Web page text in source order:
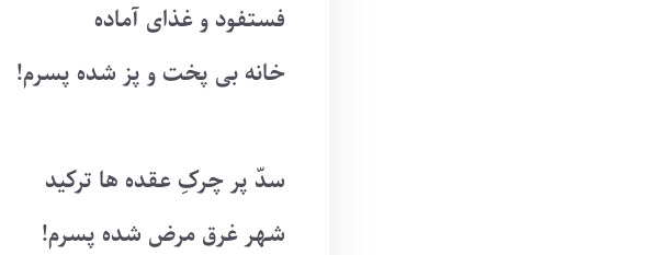
فستفود و غذای آماده
خانه بی پخت و پز شده پسرم!
سدّ پر چرکِ عقده ها ترکید
شهر غرق مرض شده پسرم!